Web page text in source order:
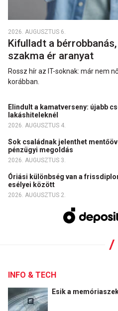
2026. AUGUSZTUS 6.
Kifulladt a
szakma ér aranyat
Rossz hír az IT-soknak: már nem
korábban.
Elindult a kamatverseny: újabb
lakáshiteleknél
2026. AUGUSZTUS 4.
Sok családnak jelenthet
pénzügyi megoldás
2026. AUGUSZTUS 3.
Óriási különbség van a
esélyei között
2026. AUGUSZTUS 2.
INFO & TECH
Esik a